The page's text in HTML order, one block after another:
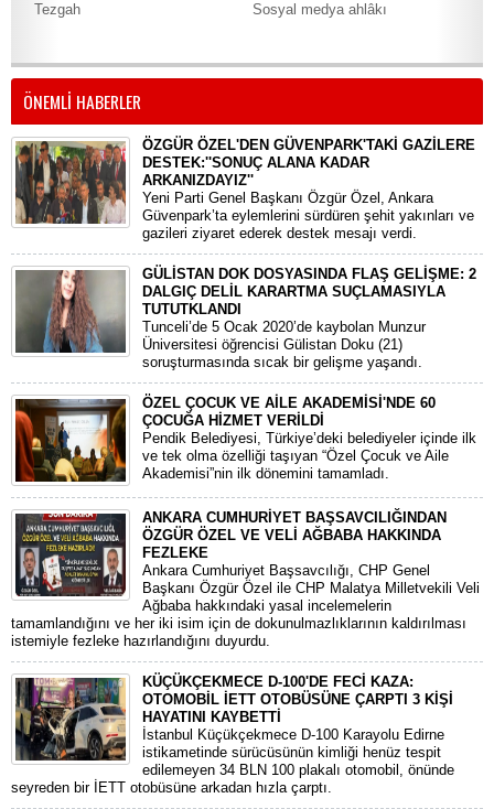
Tezgah Sosyal medya ahlâkı
ÖNEMLİ HABERLER
ÖZGÜR ÖZEL'DEN GÜVENPARK'TAKİ GAZİLERE
DESTEK:''SONUÇ ALANA KADAR
ARKANIZDAYIZ''
​Yeni Parti Genel Başkanı Özgür Özel, Ankara
Güvenpark’ta eylemlerini sürdüren şehit yakınları ve
gazileri ziyaret ederek destek mesajı verdi.
GÜLİSTAN DOK DOSYASINDA FLAŞ GELİŞME: 2
DALGIÇ DELİL KARARTMA SUÇLAMASIYLA
TUTUTKLANDI
​Tunceli’de 5 Ocak 2020’de kaybolan Munzur
Üniversitesi öğrencisi Gülistan Doku (21)
soruşturmasında sıcak bir gelişme yaşandı.
ÖZEL ÇOCUK VE AİLE AKADEMİSİ'NDE 60
ÇOCUĞA HİZMET VERİLDİ
Pendik Belediyesi, Türkiye’deki belediyeler içinde ilk
ve tek olma özelliği taşıyan “Özel Çocuk ve Aile
Akademisi”nin ilk dönemini tamamladı.
ANKARA CUMHURİYET BAŞSAVCILIĞINDAN
ÖZGÜR ÖZEL VE VELİ AĞBABA HAKKINDA
FEZLEKE
​Ankara Cumhuriyet Başsavcılığı, CHP Genel
Başkanı Özgür Özel ile CHP Malatya Milletvekili Veli
Ağbaba hakkındaki yasal incelemelerin
tamamlandığını ve her iki isim için de dokunulmazlıklarının kaldırılması
istemiyle fezleke hazırlandığını duyurdu.
KÜÇÜKÇEKMECE D-100'DE FECİ KAZA:
OTOMOBİL İETT OTOBÜSÜNE ÇARPTI 3 KİŞİ
HAYATINI KAYBETTİ
​İstanbul Küçükçekmece D-100 Karayolu Edirne
istikametinde sürücüsünün kimliği henüz tespit
edilemeyen 34 BLN 100 plakalı otomobil, önünde
seyreden bir İETT otobüsüne arkadan hızla çarptı.